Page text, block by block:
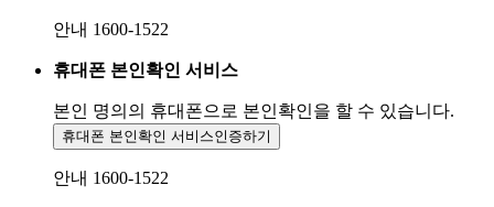
안내 1600-1522
휴대폰 본인확인 서비스
본인 명의의 휴대폰으로 본인확인을 할 수 있습니다.
휴대폰 본인확인 서비스인증하기
안내 1600-1522